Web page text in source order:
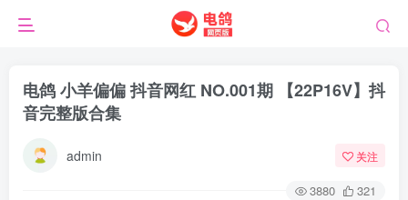
电鸽 小羊偏偏 抖音网红 NO.001期 【22P16V】抖
音完整版合集
admin 关注
3880 321